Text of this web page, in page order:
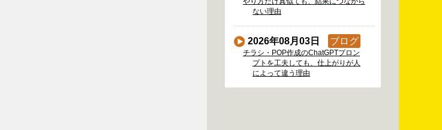
ない理由
2026年08月03日 ブログ
チラシ・POP作成のChatGPTプロン
プトを工夫しても、仕上がりが人
によって違う理由